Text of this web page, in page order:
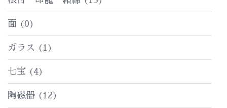
面 (0)
ガラス (1)
七宝 (4)
陶磁器 (12)